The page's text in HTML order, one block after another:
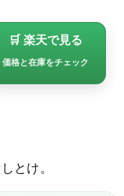
🛒 楽天で見る
価格と在庫をチェック
とけ。